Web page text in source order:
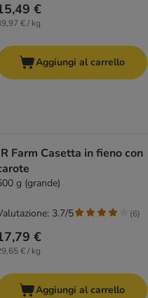
€
€ / kg
Aggiungi al carrello
Farm Casetta in fieno con
g (grande)
€
€ / kg
3.7/5 (6)
Aggiungi al carrello